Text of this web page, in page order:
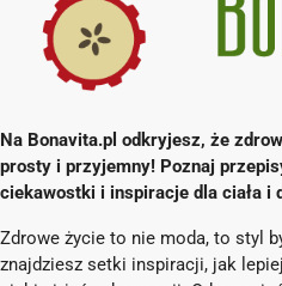
Na Bonavita.pl odkryjesz, że
prosty i przyjemny! Poznaj
ciekawostki i inspiracje dla ciała i
Zdrowe życie to nie moda, to styl
znajdziesz setki inspiracji, jak